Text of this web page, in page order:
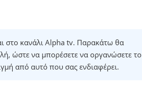
στο κανάλι Alpha tv. Παρακάτω θα
ώστε να μπορέσετε να οργανώσετε το
από αυτό που σας ενδιαφέρει.